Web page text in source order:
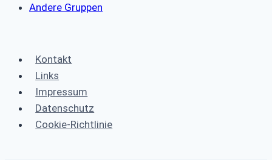
Andere Gruppen
Kontakt
Links
Impressum
Datenschutz
Cookie-Richtlinie